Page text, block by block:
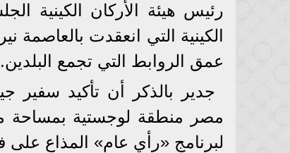
رئيس هيئة الأركان الكينية
الكينية التي انعقدت
عمق الروابط التي تجمع البلدين.
جدير بالذكر أن تأكيد سفير
مصر منطقة لوجستية بمساحة
لبرنامج «رأي عام» المذاع على